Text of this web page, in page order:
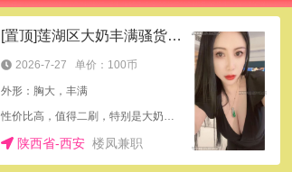
[置顶]莲湖区大奶丰满骚货樱子
2026-7-27 单价：100币
外形：胸大，丰满
性价比高，值得二刷，特别是大奶子让人欲罢不能
陕西省-西安 楼凤兼职